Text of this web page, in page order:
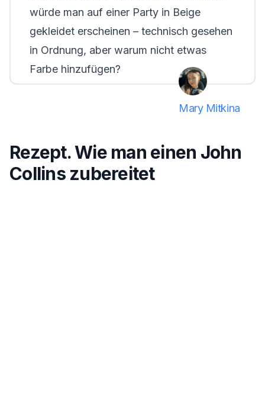
würde man auf einer Party in Beige
gekleidet erscheinen – technisch gesehen
in Ordnung, aber warum nicht etwas
Farbe hinzufügen?
Mary Mitkina
Rezept. Wie man einen John
Collins zubereitet